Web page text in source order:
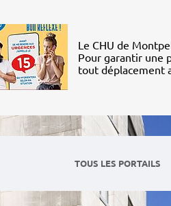
Le CHU de
Pour garantir une
tout déplacement
TOUS LES PORTAILS